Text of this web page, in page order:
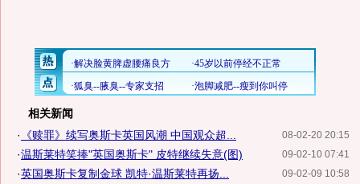
相关新闻
08-02-20 20:15
· 《赎罪》续写奥斯卡英国风潮 中国观众超...
09-02-10 07:41
·温斯莱特笑捧"英国奥斯卡" 皮特继续失意(图)
09-02-09 10:58
·英国奥斯卡复制金球 凯特·温斯莱特再扬...